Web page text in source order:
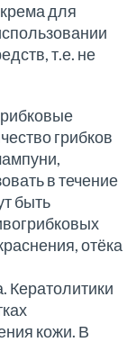
для
т.е. не
грибков
в течение
быть
отёка
Кератолитики
кожи. В